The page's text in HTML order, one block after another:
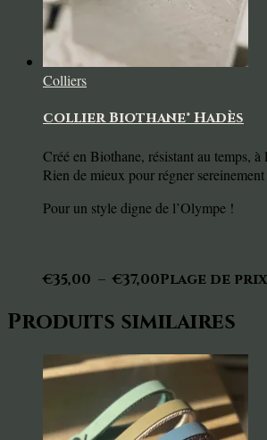
Colliers
collier Biothane® Hadès
Créé en Biothane, résistant au temps, à
Rien de mieux pour régner sereinement
Pour un style digne de l’Olympe !
€35,00 – €37,00Plage de prix
Produits similaires